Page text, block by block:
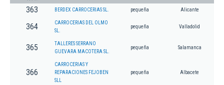
363 BERDEX CARROCERIAS SL. pequeña Alicante
364
CARROCERIAS DEL OLMO
SL.
pequeña Valladolid
365
TALLERES SERRANO
GUEVARA MACOTERA SL.
pequeña Salamanca
366
CARROCERIAS Y
REPARACIONES FEJOBEN
SLL
pequeña Albacete